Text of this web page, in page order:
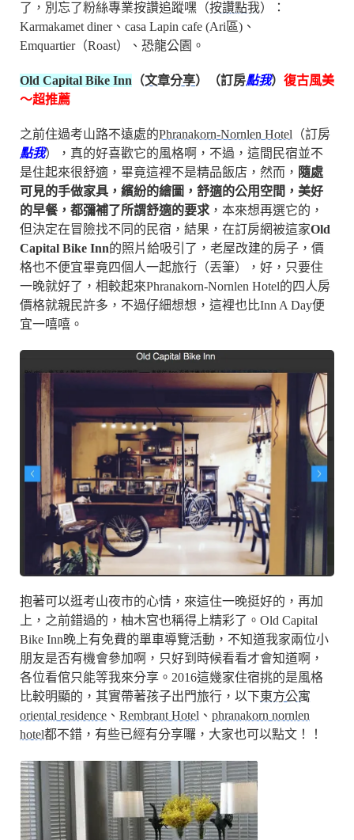
了，別忘了粉絲專業按讚追蹤嘿（按讚點我）：
Karmakamet diner、casa Lapin cafe (Ari區)、
Emquartier（Roast）、恐龍公園。
Old Capital Bike Inn （文章分享）（訂房點我） 復古風美
～超推薦
之前住過考山路不遠處的Phranakorn-Nornlen Hotel （訂房
點我），真的好喜歡它的風格啊，不過，這間民宿並不
是住起來很舒適，畢竟這裡不是精品飯店，然而， 隨處
可見的手做家具，繽紛的繪圖，舒適的公用空間，美好
的早餐，都彌補了所謂舒適的要求 ，本來想再選它的，
但決定在冒險找不同的民宿，結果，在訂房網被這家Old
Capital Bike Inn的照片給吸引了，老屋改建的房子，價
格也不便宜畢竟四個人一起旅行（丟筆），好，只要住
一晚就好了，相較起來Phranakorn-Nornlen Hotel的四人房
價格就親民許多，不過仔細想想，這裡也比Inn A Day便
宜一嘻嘻。
抱著可以逛考山夜市的心情，來這住一晚挺好的，再加
上，之前錯過的，柚木宮也稱得上精彩了。Old Capital
Bike Inn晚上有免費的單車導覽活動，不知道我家兩位小
朋友是否有機會參加啊，只好到時候看看才會知道啊，
各位看倌只能等我來分享。2016這幾家住宿挑的是風格
比較明顯的，其實帶著孩子出門旅行，以下東方公寓
oriental residence 、 Rembrant Hotel 、 phranakorn nornlen
hotel都不錯，有些已經有分享囉，大家也可以點文！！